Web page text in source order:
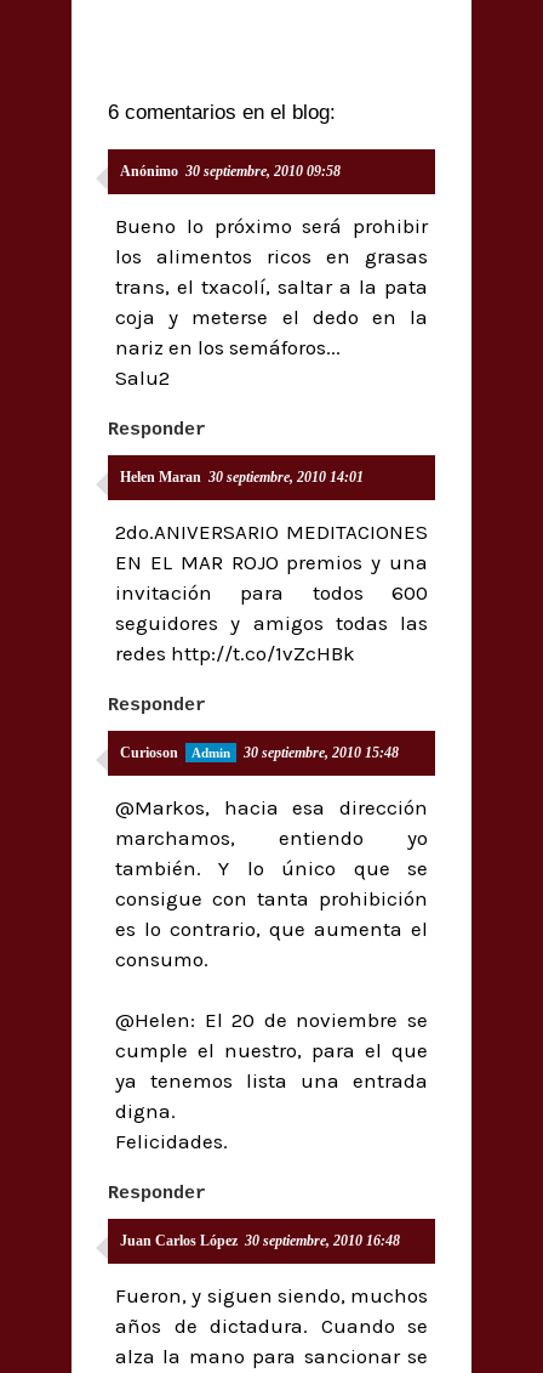
6 comentarios en el blog:
Anónimo 30 septiembre, 2010 09:58
Bueno lo próximo será prohibir
los alimentos ricos en grasas
trans, el txacolí, saltar a la pata
coja y meterse el dedo en la
nariz en los semáforos...
Salu2
Responder
Helen Maran 30 septiembre, 2010 14:01
2do.ANIVERSARIO MEDITACIONES
EN EL MAR ROJO premios y una
invitación para todos 600
seguidores y amigos todas las
redes http://t.co/1vZcHBk
Responder
Curioson 30 septiembre, 2010 15:48
@Markos, hacia esa dirección
marchamos, entiendo yo
también. Y lo único que se
consigue con tanta prohibición
es lo contrario, que aumenta el
consumo.
@Helen: El 20 de noviembre se
cumple el nuestro, para el que
ya tenemos lista una entrada
digna.
Felicidades.
Responder
Juan Carlos López 30 septiembre, 2010 16:48
Fueron, y siguen siendo, muchos
años de dictadura. Cuando se
alza la mano para sancionar se